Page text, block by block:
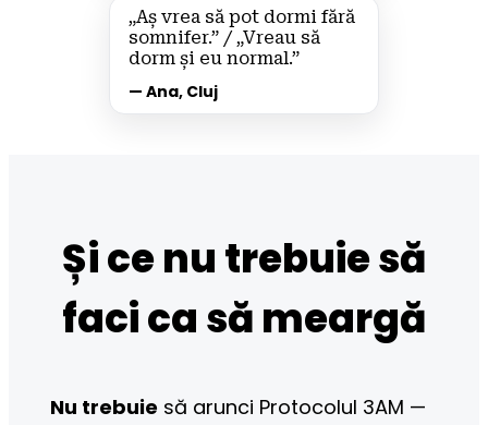
„Aș vrea să pot dormi fără
somnifer.” / „Vreau să
dorm și eu normal.”
— Ana, Cluj
Și ce nu trebuie să
faci ca să meargă
Nu trebuie să arunci Protocolul 3AM —